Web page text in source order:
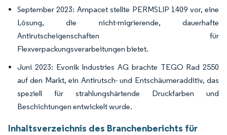
September 2023: Ampacet stellte PERMSLIP 1409 vor, eine
Lösung, die nicht-migrierende, dauerhafte
Antirutscheigenschaften für
Flexverpackungsverarbeitungen bietet.
Juni 2023: Evonik Industries AG brachte TEGO Rad 2550
auf den Markt, ein Antirutsch- und Entschäumeradditiv, das
speziell für strahlungshärtende Druckfarben und
Beschichtungen entwickelt wurde.
Inhaltsverzeichnis des Branchenberichts für